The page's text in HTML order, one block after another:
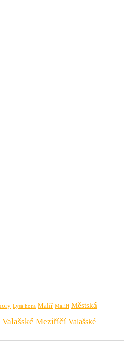
Lysá hora Malíř Malíři Městská
Valašské Meziříčí Valašské